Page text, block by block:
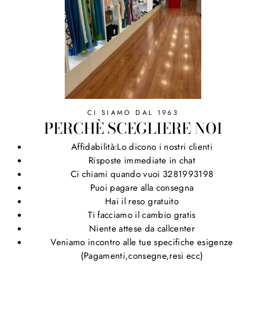
CI SIAMO DAL 1963
PERCHÈ SCEGLIERE NOI
Affidabilità:Lo dicono i nostri clienti
Risposte immediate in chat
Ci chiami quando vuoi 3281993198
Puoi pagare alla consegna
Hai il reso gratuito
Ti facciamo il cambio gratis
Niente attese da callcenter
Veniamo incontro alle tue specifiche esigenze
(Pagamenti,consegne,resi ecc)